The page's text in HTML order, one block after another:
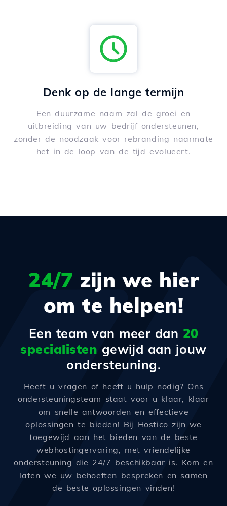
Denk op de lange termijn
Een duurzame naam zal de groei en
uitbreiding van uw bedrijf ondersteunen,
zonder de noodzaak voor rebranding naarmate
het in de loop van de tijd evolueert.
24/7 zijn we hier
om te helpen!
Een team van meer dan 20
specialisten gewijd aan jouw
ondersteuning.
Heeft u vragen of heeft u hulp nodig? Ons
ondersteuningsteam staat voor u klaar, klaar
om snelle antwoorden en effectieve
oplossingen te bieden! Bij Hostico zijn we
toegewijd aan het bieden van de beste
webhostingervaring, met vriendelijke
ondersteuning die 24/7 beschikbaar is. Kom en
laten we uw behoeften bespreken en samen
de beste oplossingen vinden!